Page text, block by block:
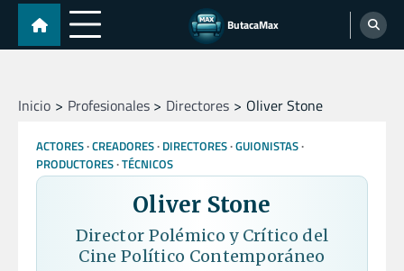
Skip
content
ButacaMax
Inicio Profesionales Directores Oliver Stone
ACTORES CREADORES DIRECTORES GUIONISTAS
PRODUCTORES TÉCNICOS
Oliver Stone
Director Polémico y Crítico del
Cine Político Contemporáneo